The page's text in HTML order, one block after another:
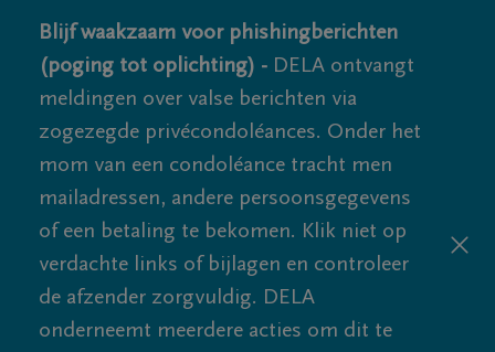
Blijf waakzaam voor phishingberichten
(poging tot oplichting) - DELA ontvangt
meldingen over valse berichten via
zogezegde privécondoléances. Onder het
mom van een condoléance tracht men
mailadressen, andere persoonsgegevens
of een betaling te bekomen. Klik niet op
verdachte links of bijlagen en controleer
de afzender zorgvuldig. DELA
onderneemt meerdere acties om dit te